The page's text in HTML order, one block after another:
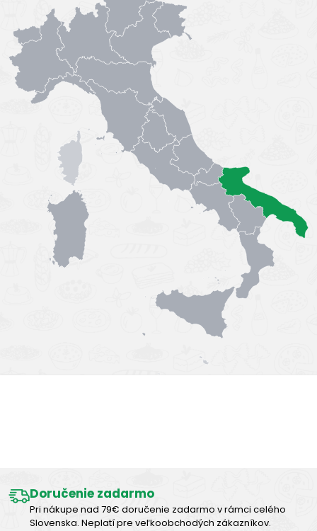
Doručenie zadarmo
Pri nákupe nad 79€ doručenie zadarmo v rámci celého
Slovenska. Neplatí pre veľkoobchodých zákazníkov.